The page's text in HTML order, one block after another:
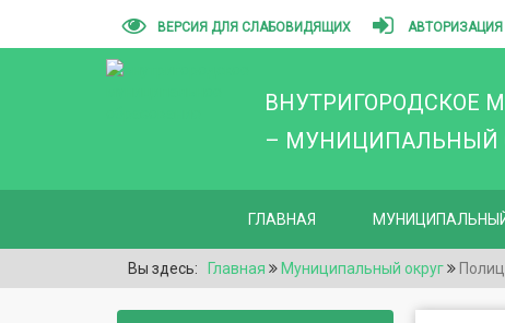
ВЕРСИЯ ДЛЯ СЛАБОВИДЯЩИХ АВТОРИЗАЦИЯ
ВНУТРИГОРОДСКОЕ
– МУНИЦИПАЛЬНЫЙ
ГЛАВНАЯ
Вы здесь: Главная Муниципальный округ